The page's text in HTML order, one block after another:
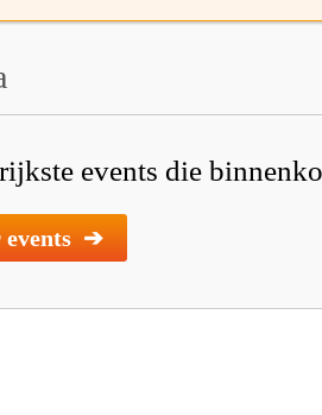
events die
events ➔